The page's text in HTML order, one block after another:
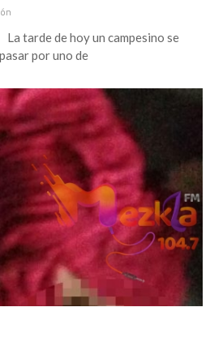
La tarde de hoy un campesino se
por uno de